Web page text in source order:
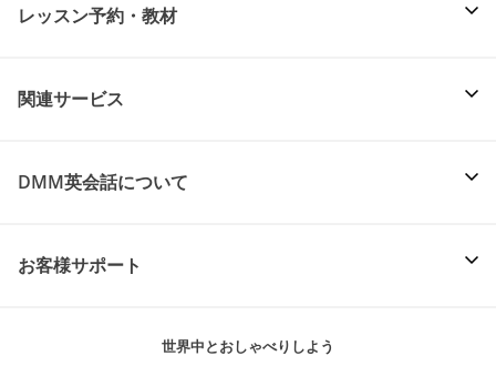
レッスン予約・教材
関連サービス
DMM英会話について
お客様サポート
世界中とおしゃべりしよう